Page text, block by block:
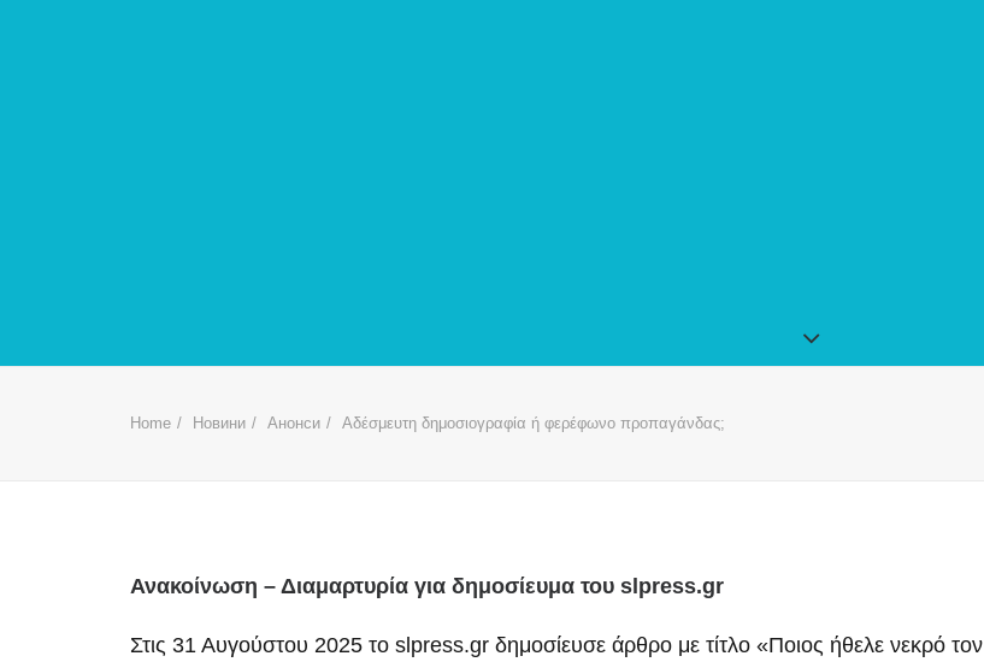
Home Новини Анонси Αδέσμευτη δημοσιογραφία ή φερέφωνο προπαγάνδας;
Ανακοίνωση – Διαμαρτυρία για δημοσίευμα του slpress.gr
Στις 31 Αυγούστου 2025 το slpress.gr δημοσίευσε άρθρο με τίτλο «Ποιος ήθελε νεκρό τον